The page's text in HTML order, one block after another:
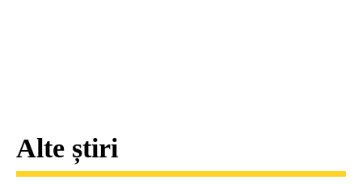
Alte știri